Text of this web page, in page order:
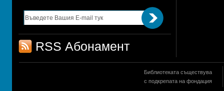
RSS Абонамент
Библиотеката съществува
с подкрепата на фондация